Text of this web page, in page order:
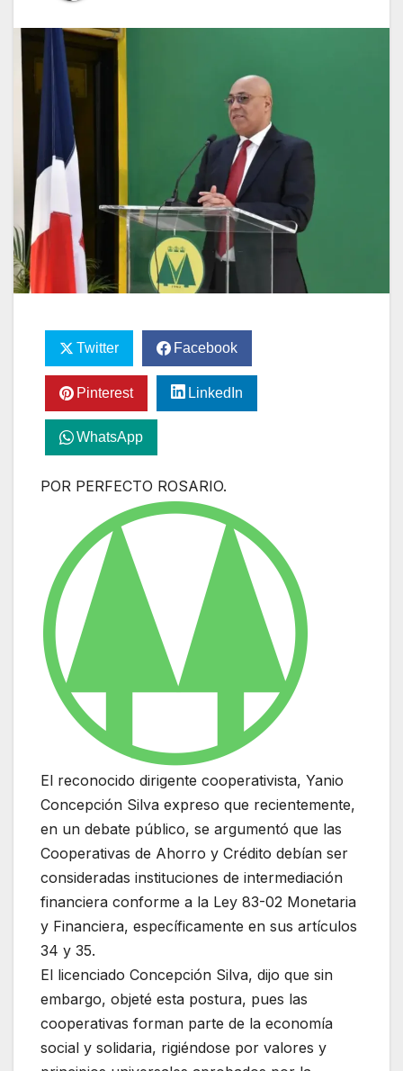
Twitter Facebook
Pinterest LinkedIn
WhatsApp
POR PERFECTO ROSARIO.
El reconocido dirigente cooperativista, Yanio
Concepción Silva expreso que recientemente,
en un debate público, se argumentó que las
Cooperativas de Ahorro y Crédito debían ser
consideradas instituciones de intermediación
financiera conforme a la Ley 83-02 Monetaria
y Financiera, específicamente en sus artículos
34 y 35.
El licenciado Concepción Silva, dijo que sin
embargo, objeté esta postura, pues las
cooperativas forman parte de la economía
social y solidaria, rigiéndose por valores y